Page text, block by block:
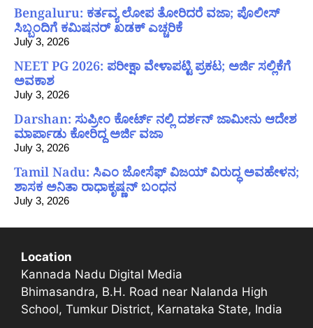
Bengaluru: ಕರ್ತವ್ಯ ಲೋಪ ತೋರಿದರೆ ವಜಾ; ಪೊಲೀಸ್
ಸಿಬ್ಬಂದಿಗೆ ಕಮಿಷನರ್ ಖಡಕ್ ಎಚ್ಚರಿಕೆ
July 3, 2026
NEET PG 2026: ಪರೀಕ್ಷಾ ವೇಳಾಪಟ್ಟಿ ಪ್ರಕಟ; ಅರ್ಜಿ ಸಲ್ಲಿಕೆಗೆ
ಅವಕಾಶ
July 3, 2026
Darshan: ಸುಪ್ರೀಂ ಕೋರ್ಟ್ ನಲ್ಲಿ ದರ್ಶನ್ ಜಾಮೀನು ಆದೇಶ
ಮಾರ್ಪಾಡು ಕೋರಿದ್ದ ಅರ್ಜಿ ವಜಾ
July 3, 2026
Tamil Nadu: ಸಿಎಂ ಜೋಸೆಫ್ ವಿಜಯ್ ವಿರುದ್ಧ ಅವಹೇಳನ;
ಶಾಸಕ ಅನಿತಾ ರಾಧಾಕೃಷ್ಣನ್ ಬಂಧನ
July 3, 2026
Location
Kannada Nadu Digital Media
Bhimasandra, B.H. Road near Nalanda High
School, Tumkur District, Karnataka State, India